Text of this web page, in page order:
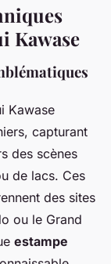
Kawase
Kawase
capturant
des scènes
de lacs. Ces
des sites
ou le Grand
estampe